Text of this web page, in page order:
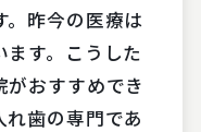
。昨今の医療は
す。こうした
おすすめでき
れ歯の専門であ